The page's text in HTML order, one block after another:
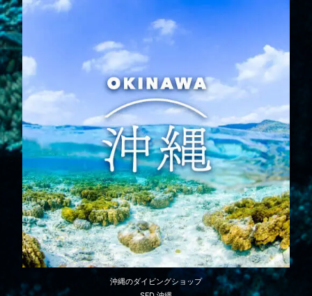
沖縄のダイビングショップ